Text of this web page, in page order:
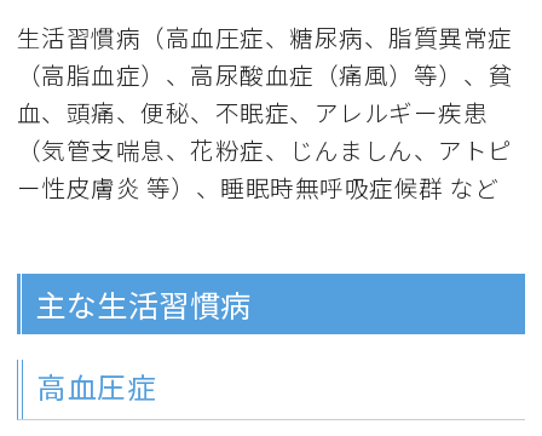
生活習慣病（高血圧症、糖尿病、脂質異常症
（高脂血症）、高尿酸血症（痛風）等）、貧
血、頭痛、便秘、不眠症、アレルギー疾患
（気管支喘息、花粉症、じんましん、アトピ
ー性皮膚炎 等）、睡眠時無呼吸症候群 など
主な生活習慣病
高血圧症